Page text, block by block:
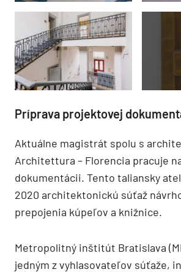
Príprava projektovej
Aktuálne magistrát spolu s
Architettura – Florencia pracuje
dokumentácii. Tento taliansky
2020 architektonickú súťaž
prepojenia kúpeľov a knižnice.
Metropolitný inštitút Bratislava
jedným z vyhlasovateľov súťaže,